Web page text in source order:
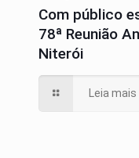
Com público
78ª Reunião
Niterói
Leia mais